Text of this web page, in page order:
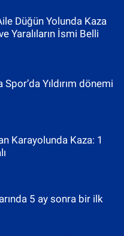
Düğün Yolunda Kaza
Yaralıların İsmi Belli
Yıldırım dönemi
Karayolunda Kaza: 1
5 ay sonra bir ilk